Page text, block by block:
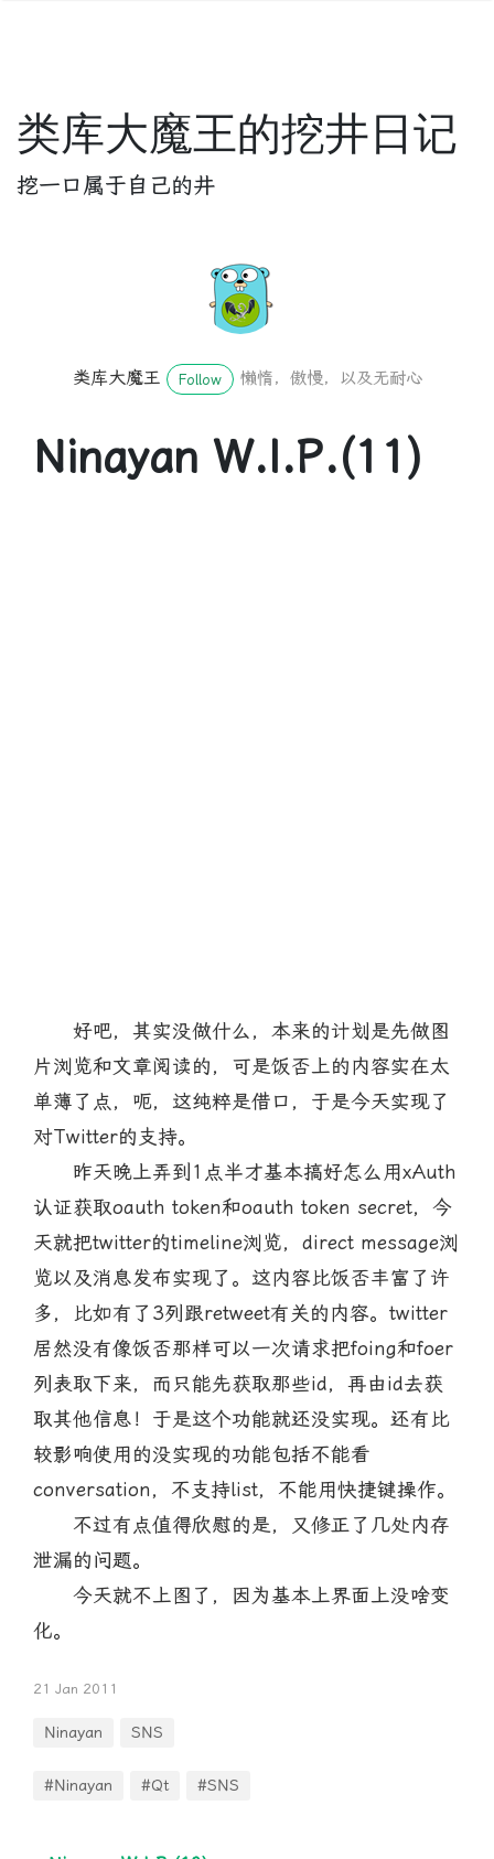
类库大魔王的挖井日记
挖一口属于自己的井
类库大魔王 Follow 懒惰，傲慢，以及无耐心
Ninayan W.I.P.(11)
好吧，其实没做什么，本来的计划是先做图
片浏览和文章阅读的，可是饭否上的内容实在太
单薄了点，呃，这纯粹是借口，于是今天实现了
对Twitter的支持。
昨天晚上弄到1点半才基本搞好怎么用xAuth
认证获取oauth token和oauth token secret，今
天就把twitter的timeline浏览，direct message浏
览以及消息发布实现了。这内容比饭否丰富了许
多，比如有了3列跟retweet有关的内容。twitter
居然没有像饭否那样可以一次请求把foing和foer
列表取下来，而只能先获取那些id，再由id去获
取其他信息！于是这个功能就还没实现。还有比
较影响使用的没实现的功能包括不能看
conversation，不支持list，不能用快捷键操作。
不过有点值得欣慰的是，又修正了几处内存
泄漏的问题。
今天就不上图了，因为基本上界面上没啥变
化。
21 Jan 2011
Ninayan SNS
#Ninayan #Qt #SNS